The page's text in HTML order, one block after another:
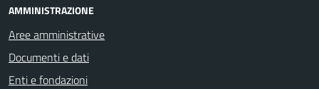
AMMINISTRAZIONE
Aree amministrative
Documenti e dati
Enti e fondazioni